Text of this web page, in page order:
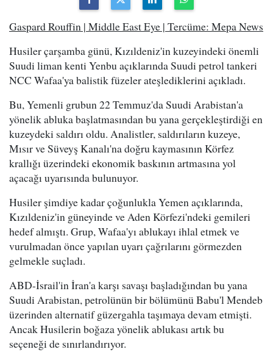
Gaspard Rouffin | Middle East Eye | Tercüme: Mepa News
Husiler çarşamba günü, Kızıldeniz'in kuzeyindeki önemli
Suudi liman kenti Yenbu açıklarında Suudi petrol tankeri
NCC Wafaa'ya balistik füzeler ateşlediklerini açıkladı.
Bu, Yemenli grubun 22 Temmuz'da Suudi Arabistan'a
yönelik abluka başlatmasından bu yana gerçekleştirdiği en
kuzeydeki saldırı oldu. Analistler, saldırıların kuzeye,
Mısır ve Süveyş Kanalı'na doğru kaymasının Körfez
krallığı üzerindeki ekonomik baskının artmasına yol
açacağı uyarısında bulunuyor.
Husiler şimdiye kadar çoğunlukla Yemen açıklarında,
Kızıldeniz'in güneyinde ve Aden Körfezi'ndeki gemileri
hedef almıştı. Grup, Wafaa'yı ablukayı ihlal etmek ve
vurulmadan önce yapılan uyarı çağrılarını görmezden
gelmekle suçladı.
ABD-İsrail'in İran'a karşı savaşı başladığından bu yana
Suudi Arabistan, petrolünün bir bölümünü Babu'l Mendeb
üzerinden alternatif güzergahla taşımaya devam etmişti.
Ancak Husilerin boğaza yönelik ablukası artık bu
seçeneği de sınırlandırıyor.